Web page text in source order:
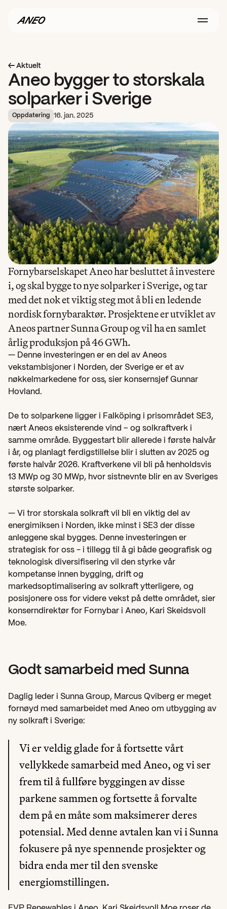
← Aktuelt
Aneo bygger to storskala
solparker i Sverige
Oppdatering 16. jan. 2025
Fornybarselskapet Aneo har besluttet å investere
i, og skal bygge to nye solparker i Sverige, og tar
med det nok et viktig steg mot å bli en ledende
nordisk fornybaraktør. Prosjektene er utviklet av
Aneos partner Sunna Group og vil ha en samlet
årlig produksjon på 46 GWh.
— Denne investeringen er en del av Aneos
vekstambisjoner i Norden, der Sverige er et av
nøkkelmarkedene for oss, sier konsernsjef Gunnar
Hovland.
De to solparkene ligger i Falköping i prisområdet SE3,
nært Aneos eksisterende vind – og solkraftverk i
samme område. Byggestart blir allerede i første halvår
i år, og planlagt ferdigstillelse blir i slutten av 2025 og
første halvår 2026. Kraftverkene vil bli på henholdsvis
13 MWp og 30 MWp, hvor sistnevnte blir en av Sveriges
største solparker.
— Vi tror storskala solkraft vil bli en viktig del av
energimiksen i Norden, ikke minst i SE3 der disse
anleggene skal bygges. Denne investeringen er
strategisk for oss - i tillegg til å gi både geografisk og
teknologisk diversifisering vil den styrke vår
kompetanse innen bygging, drift og
markedsoptimalisering av solkraft ytterligere, og
posisjonere oss for videre vekst på dette området, sier
konserndirektør for Fornybar i Aneo, Kari Skeidsvoll
Moe.
Godt samarbeid med Sunna
Daglig leder i Sunna Group, Marcus Qviberg er meget
fornøyd med samarbeidet med Aneo om utbygging av
ny solkraft i Sverige:
Vi er veldig glade for å fortsette vårt
vellykkede samarbeid med Aneo, og vi ser
frem til å fullføre byggingen av disse
parkene sammen og fortsette å forvalte
dem på en måte som maksimerer deres
potensial. Med denne avtalen kan vi i Sunna
fokusere på nye spennende prosjekter og
bidra enda mer til den svenske
energiomstillingen.